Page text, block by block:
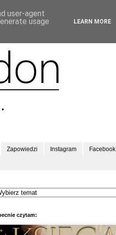
Zapowiedzi Instagram Facebook
czytam:
user-agent
usage
LEARN MORE